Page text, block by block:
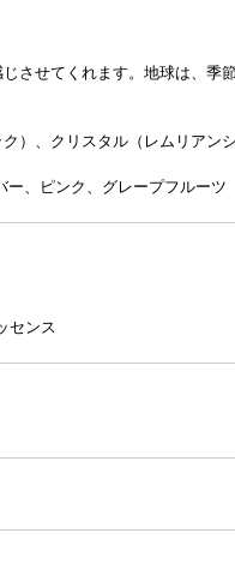
させてくれます。地球は、季
）、クリスタル（レムリアン
、ピンク、グレープフルーツ
センス